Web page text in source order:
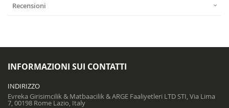
Recensioni
INFORMAZIONI SUI CONTATTI
INDIRIZZO
Evreka Girisimcilik & Matbaacilik & ARGE Faaliyetleri LTD STI, Via Lima
7, 00198 Rome Lazio, Italy